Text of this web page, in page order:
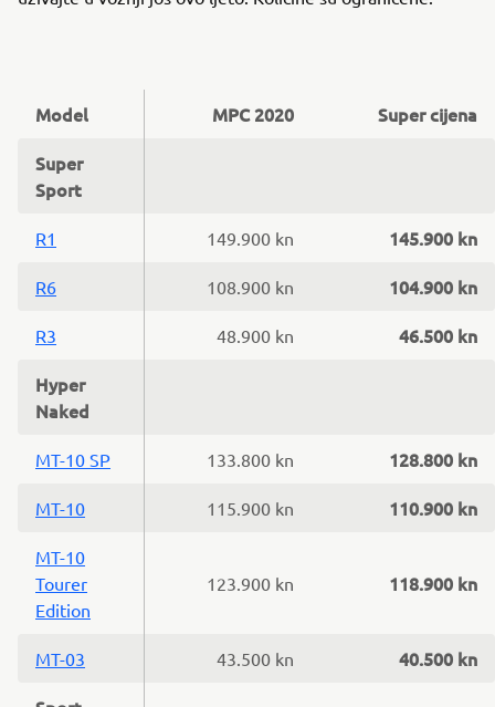
Model MPC 2020
Super cijena
Super
Sport
R1 149.900 kn 145.900 kn
R6 108.900 kn 104.900 kn
R3 48.900 kn
46.500 kn
Hyper
Naked
MT-10 SP 133.800 kn 128.800 kn
MT-10 115.900 kn 110.900 kn
MT-10
Tourer
Edition
123.900 kn 118.900 kn
MT-03 43.500 kn
40.500 kn